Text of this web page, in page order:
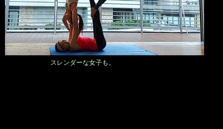
スレンダーな女子も。